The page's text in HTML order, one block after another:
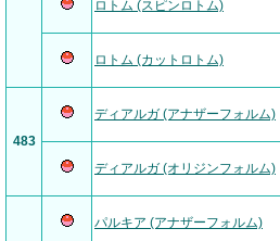
ロトム (スピンロトム)
ロトム (カットロトム)
483
ディアルガ (アナザーフォルム)
ディアルガ (オリジンフォルム)
パルキア (アナザーフォルム)